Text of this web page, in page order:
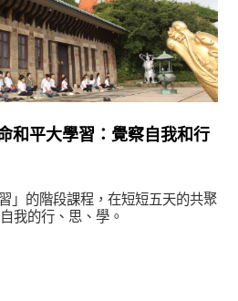
和平大學習：覺察自我和行
」的階段課程，在短短五天的共聚
我的行、思、學。